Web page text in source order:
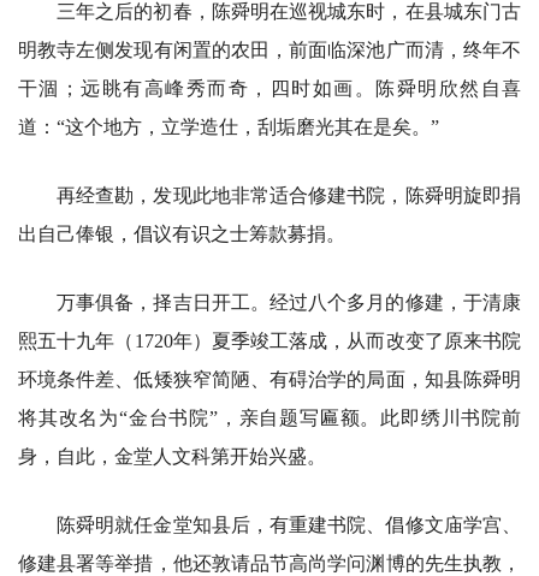
三年之后的初春，陈舜明在巡视城东时，在县城东门古
明教寺左侧发现有闲置的农田，前面临深池广而清，终年不
干涸；远眺有高峰秀而奇，四时如画。陈舜明欣然自喜
道：“这个地方，立学造仕，刮垢磨光其在是矣。”
再经查勘，发现此地非常适合修建书院，陈舜明旋即捐
出自己俸银，倡议有识之士筹款募捐。
万事俱备，择吉日开工。经过八个多月的修建，于清康
熙五十九年（1720年）夏季竣工落成，从而改变了原来书院
环境条件差、低矮狭窄简陋、有碍治学的局面，知县陈舜明
将其改名为“金台书院”，亲自题写匾额。此即绣川书院前
身，自此，金堂人文科第开始兴盛。
陈舜明就任金堂知县后，有重建书院、倡修文庙学宫、
修建县署等举措，他还敦请品节高尚学问渊博的先生执教，